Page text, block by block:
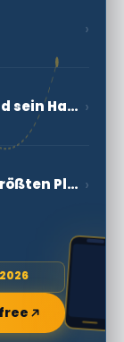
›
Der Teehändler Vysotsky und sein Haus auf Ogorodnya Sloboda ›
Der Rote Platz ist einer der größten Plätze der Welt. ›